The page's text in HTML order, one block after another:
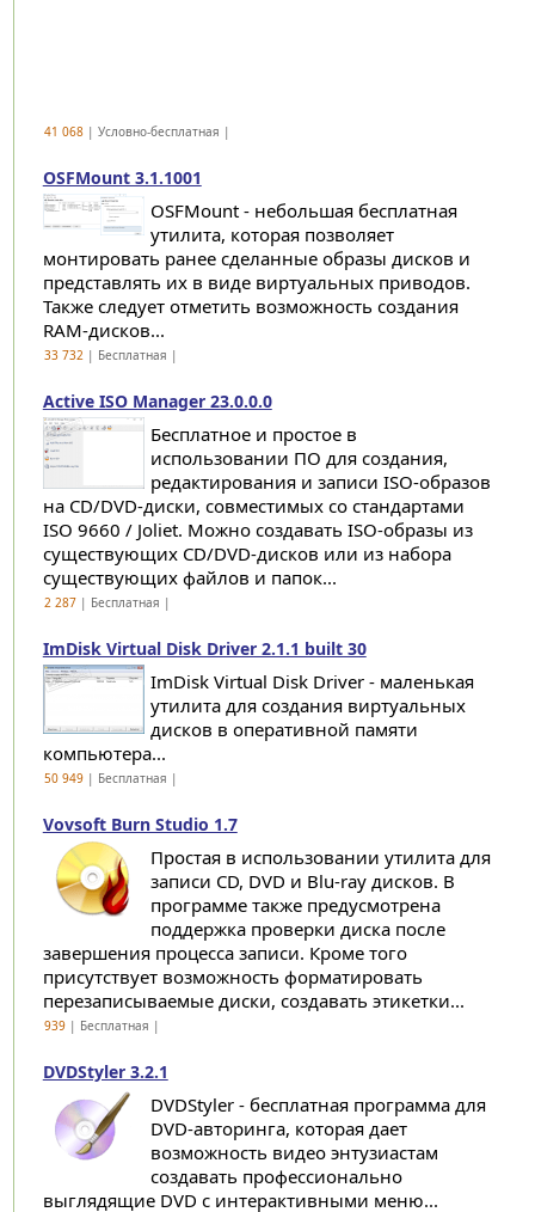
41 068| Условно-бесплатная |
OSFMount 3.1.1001
OSFMount - небольшая бесплатная
утилита, которая позволяет
монтировать ранее сделанные образы дисков и
представлять их в виде виртуальных приводов.
Также следует отметить возможность создания
RAM-дисков...
33 732| Бесплатная |
Active ISO Manager 23.0.0.0
Бесплатное и простое в
использовании ПО для создания,
редактирования и записи ISO-образов
на CD/DVD-диски, совместимых со стандартами
ISO 9660 / Joliet. Можно создавать ISO-образы из
существующих CD/DVD-дисков или из набора
существующих файлов и папок...
2 287| Бесплатная |
ImDisk Virtual Disk Driver 2.1.1 built 30
ImDisk Virtual Disk Driver - маленькая
утилита для создания виртуальных
дисков в оперативной памяти
компьютера...
50 949| Бесплатная |
Vovsoft Burn Studio 1.7
Простая в использовании утилита для
записи CD, DVD и Blu-ray дисков. В
программе также предусмотрена
поддержка проверки диска после
завершения процесса записи. Кроме того
присутствует возможность форматировать
перезаписываемые диски, создавать этикетки...
939| Бесплатная |
DVDStyler 3.2.1
DVDStyler - бесплатная программа для
DVD-авторинга, которая дает
возможность видео энтузиастам
создавать профессионально
выглядящие DVD с интерактивными меню...